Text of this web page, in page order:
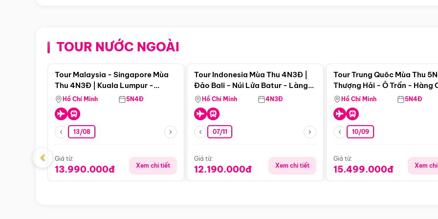
TOUR NƯỚC NGOÀI
Điểm nổi bật
Tour Malaysia - Singapore Mùa
Thu 4N3Đ | Kuala Lumpur -
Malacca - Johor Baru -
Singapore
Hồ Chí Minh 5N4Đ
13/08
Giá từ:
13.990.000đ Xem chi tiết
Tour Indonesia Mùa Thu 4N3Đ |
Đảo Bali - Núi Lửa Batur - Làng
Penglipuran
Hồ Chí Minh 4N3Đ
07/11
Giá từ:
12.190.000đ Xem chi tiết
Tour Trung Quôc Mùa Thu
Thượng Hải - Ô Trấn - Hàng
(Tour Không Shopping)
Hồ Chí Minh 5N4Đ
10/09
Giá từ:
15.499.000đ Xem
‹